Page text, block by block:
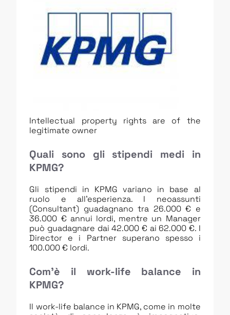
Intellectual property rights are of the
legitimate owner
Quali sono gli stipendi medi in
KPMG?
Gli stipendi in KPMG variano in base al
ruolo e all’esperienza. I neoassunti
(Consultant) guadagnano tra 26.000 € e
36.000 € annui lordi, mentre un Manager
può guadagnare dai 42.000 € ai 62.000 €. I
Director e i Partner superano spesso i
100.000 € lordi.
Com’è il work-life balance in
KPMG?
Il work-life balance in KPMG, come in molte